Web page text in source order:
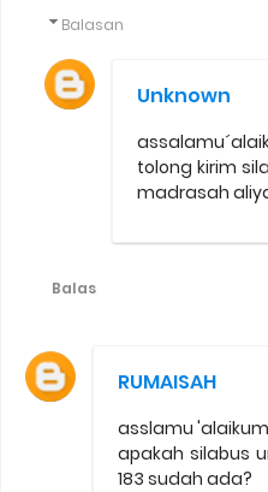
Balasan
Unknown
tolong kirim
madrasah
Balas
RUMAISAH
asslamu
apakah silabus
183 sudah ada?